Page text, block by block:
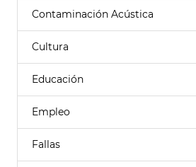
Contaminación Acústica
Cultura
Educación
Empleo
Fallas